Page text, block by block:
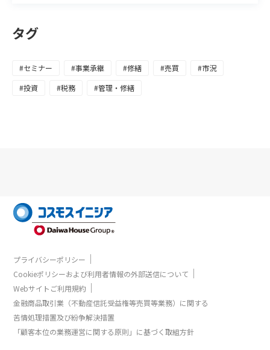
ます。 公的デベロッパーである「不燃公社」と、不動産賃貸運営事
業も行う不動産総合デべロッパーである「コスモスイニシア」は、
一助となるよう「８つのポイント」についてお伝えしたいと思いま
都圏不燃建築公社 建設部 【公社だからできる「資金調達」と「品
えない！」から、築30年でも借上げ額ＵＰへ 等 ※内容は変更す
ることがございます。 第三部 個別相談会（ご希望の方） 〈ご相談い
ただける内容〉 資金調達、建築といった賃貸住宅にかかわること ※
対象とさせていただきます。 申込方法 参加ご希望の方は、事前
に下記二次元バーコードもしくはURLよりお申込ください。 ※WEB
受付のみ https://go.cigr.co.jp/funenkosya_initia202307seminar 申
タグ
#セミナー #事業承継 #修繕 #売買
#市況
#投資
#税務 #管理・修繕
プライバシーポリシー ｜
Cookieポリシーおよび利用者情報の外部送信について ｜
Webサイトご利用規約 ｜
金融商品取引業（不動産信託受益権等売買等業務）に関する
苦情処理措置及び紛争解決措置
「顧客本位の業務運営に関する原則」に基づく取組方針